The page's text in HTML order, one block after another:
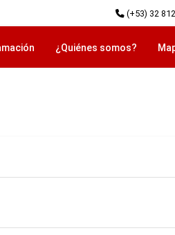
(+53) 32
¿Quiénes somos?